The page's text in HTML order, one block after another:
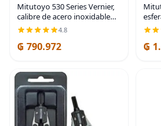
Mitutoyo 530 Series Vernier,
calibre de acero inoxidable
métrico para mediciones de
profundidad, interior, exterior
y espacios., 1 | acero
4.8
₲ 790.972 ₲